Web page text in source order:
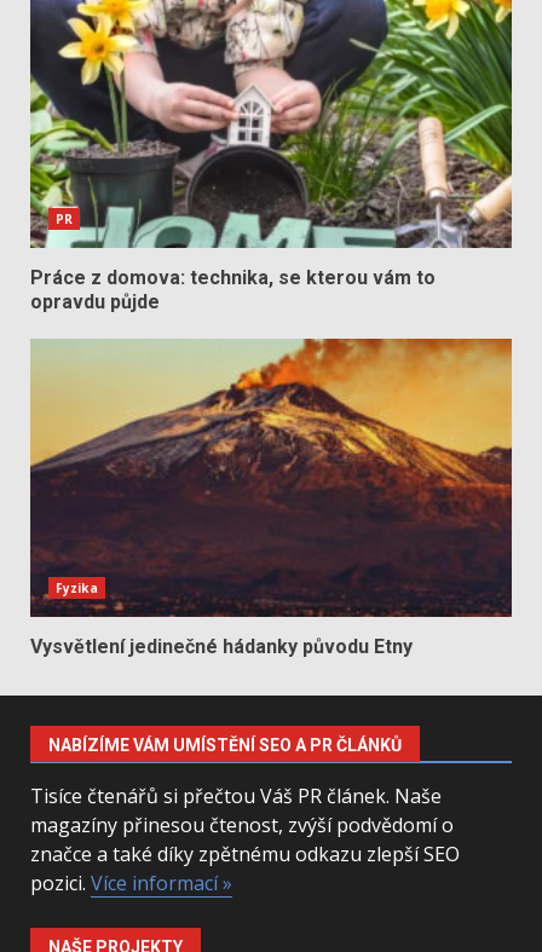
PR
Práce z domova: technika, se kterou vám to
opravdu půjde
Fyzika
Vysvětlení jedinečné hádanky původu Etny
NABÍZÍME VÁM UMÍSTĚNÍ SEO A PR ČLÁNKŮ
Tisíce čtenářů si přečtou Váš PR článek. Naše
magazíny přinesou čtenost, zvýší podvědomí o
značce a také díky zpětnému odkazu zlepší SEO
pozici. Více informací »
NAŠE PROJEKTY